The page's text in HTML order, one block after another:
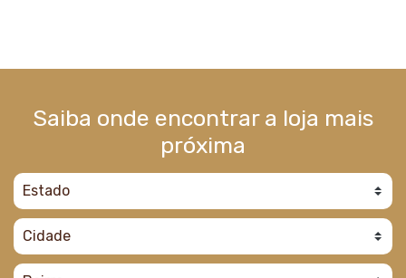
Saiba onde encontrar a loja mais
próxima